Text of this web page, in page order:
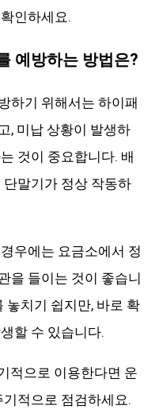
인하세요.
예방하는 방법은?
하기 위해서는 하이패
, 미납 상황이 발생하
것이 중요합니다. 배
말기가 정상 작동하
우에는 요금소에서 정
을 들이는 것이 좋습니
놓치기 쉽지만, 바로 확
할 수 있습니다.
적으로 이용한다면 운
적으로 점검하세요.